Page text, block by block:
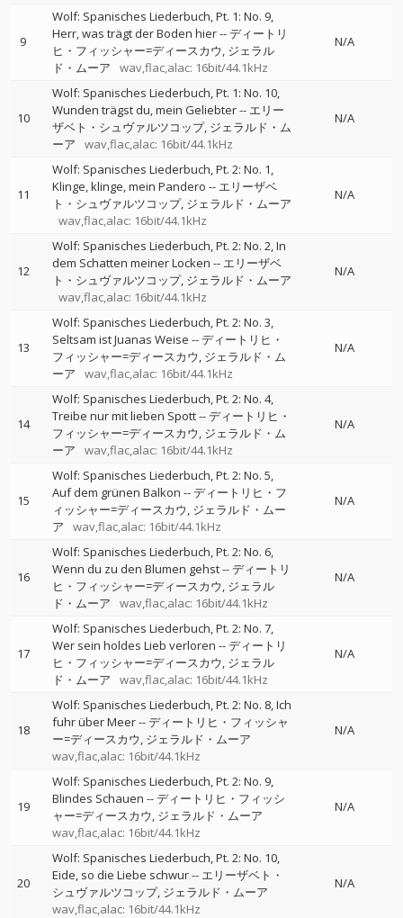
9
Wolf: Spanisches Liederbuch, Pt. 1: No. 9,
Herr, was trägt der Boden hier--ディートリ
ヒ・フィッシャー=ディースカウ ジェラル
ド・ムーア
wav,flac,alac: 16bit/44.1kHz
N/A
10
Wolf: Spanisches Liederbuch, Pt. 1: No. 10,
Wunden trägst du, mein Geliebter-- エリー
ザベト・シュヴァルツコップ ジェラルド・ム
ーア
wav,flac,alac: 16bit/44.1kHz
N/A
11
Wolf: Spanisches Liederbuch, Pt. 2: No. 1,
Klinge, klinge, mein Pandero -- エリーザベ
ト・シュヴァルツコップ ジェラルド・ムーア
wav,flac,alac: 16bit/44.1kHz
N/A
12
Wolf: Spanisches Liederbuch, Pt. 2: No. 2, In
dem Schatten meiner Locken -- エリーザベ
ト・シュヴァルツコップ ジェラルド・ムーア
wav,flac,alac: 16bit/44.1kHz
N/A
13
Wolf: Spanisches Liederbuch, Pt. 2: No. 3,
Seltsam ist Juanas Weise --ディートリヒ・
フィッシャー=ディースカウ ジェラルド・ム
ーア
wav,flac,alac: 16bit/44.1kHz
N/A
14
Wolf: Spanisches Liederbuch, Pt. 2: No. 4,
Treibe nur mit lieben Spott--ディートリヒ・
フィッシャー=ディースカウ ジェラルド・ム
ーア
wav,flac,alac: 16bit/44.1kHz
N/A
15
Wolf: Spanisches Liederbuch, Pt. 2: No. 5,
Auf dem grünen Balkon --ディートリヒ・フ
ィッシャー=ディースカウ ジェラルド・ムー
ア
wav,flac,alac: 16bit/44.1kHz
N/A
16
Wolf: Spanisches Liederbuch, Pt. 2: No. 6,
Wenn du zu den Blumen gehst--ディートリ
ヒ・フィッシャー=ディースカウ ジェラル
ド・ムーア
wav,flac,alac: 16bit/44.1kHz
N/A
17
Wolf: Spanisches Liederbuch, Pt. 2: No. 7,
Wer sein holdes Lieb verloren --ディートリ
ヒ・フィッシャー=ディースカウ ジェラル
ド・ムーア
wav,flac,alac: 16bit/44.1kHz
N/A
18
Wolf: Spanisches Liederbuch, Pt. 2: No. 8, Ich
fuhr über Meer--ディートリヒ・フィッシャ
ー=ディースカウ ジェラルド・ムーア
wav,flac,alac: 16bit/44.1kHz
N/A
19
Wolf: Spanisches Liederbuch, Pt. 2: No. 9,
Blindes Schauen --ディートリヒ・フィッシ
ャー=ディースカウ ジェラルド・ムーア
wav,flac,alac: 16bit/44.1kHz
N/A
20
Wolf: Spanisches Liederbuch, Pt. 2: No. 10,
Eide, so die Liebe schwur-- エリーザベト・
シュヴァルツコップ ジェラルド・ムーア
wav,flac,alac: 16bit/44.1kHz
N/A